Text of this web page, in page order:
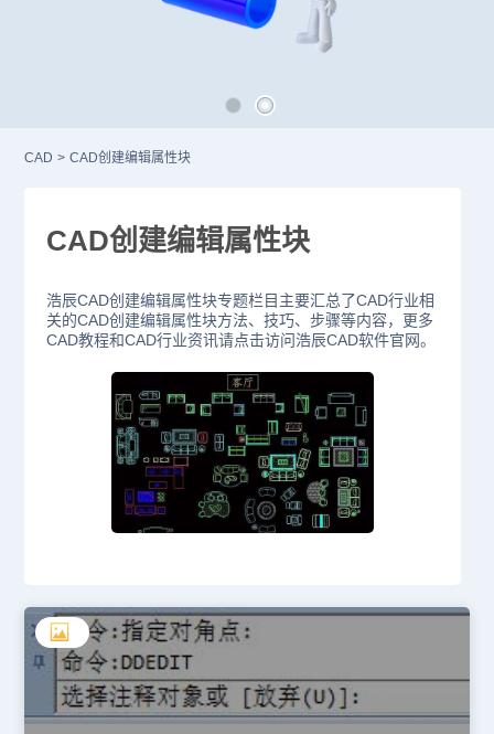
CAD > CAD创建编辑属性块
CAD创建编辑属性块
浩辰CAD创建编辑属性块专题栏目主要汇总了CAD行业相
关的CAD创建编辑属性块方法、技巧、步骤等内容，更多
CAD教程和CAD行业资讯请点击访问浩辰CAD软件官网。